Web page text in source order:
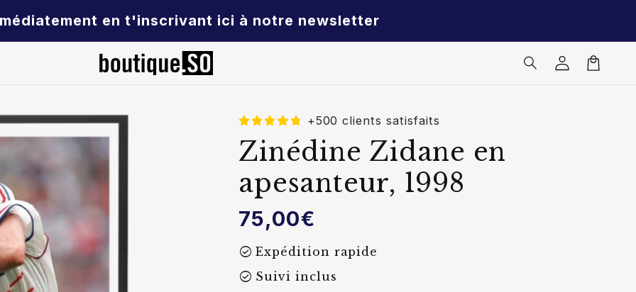
en t'inscrivant ici à notre newsletter
Connexion
+500 clients satisfaits
Zinédine Zidane en
apesanteur, 1998
Prix
habituel
75,00€
check_circle Expédition rapide
check_circle Suivi inclus